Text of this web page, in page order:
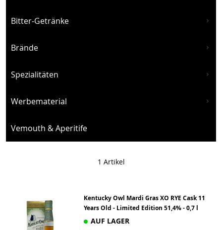
1 Artikel
Kentucky Owl Mardi Gras XO RYE Cask 11
Years Old - Limited Edition 51,4% - 0,7 l
AUF LAGER
Bitter-Getränke
Brände
Spezialitäten
Werbematerial
Vemouth & Aperitife